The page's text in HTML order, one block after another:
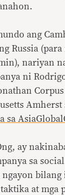
ang
Russia
nariyan
ni
Corpus
Amherst
sa
ay
sa
bilang
taktika at mga